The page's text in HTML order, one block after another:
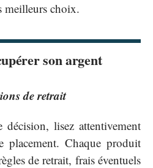
meilleurs choix.
son argent
de retrait
lisez attentivement
placement. Chaque produit
de retrait, frais éventuels